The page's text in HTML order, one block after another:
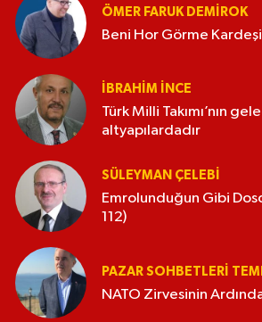
ÖMER FARUK DEMIROK
Beni Hor Görme
İBRAHIM İNCE
Türk Milli Takımı’nın
altyapılardadır
SÜLEYMAN ÇELEBI
Emrolunduğun Gibi
112)
PAZAR SOHBETLERI
NATO Zirvesinin